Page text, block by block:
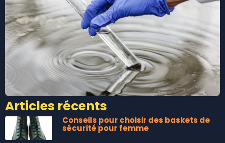
Articles récents
Conseils pour choisir des baskets de
sécurité pour femme